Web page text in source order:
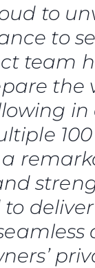
to
to
team
the